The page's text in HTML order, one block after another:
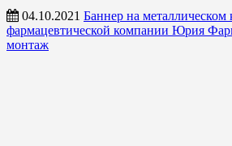
04.10.2021 Баннер на металлическом
фармацевтической компании Юрия
монтаж